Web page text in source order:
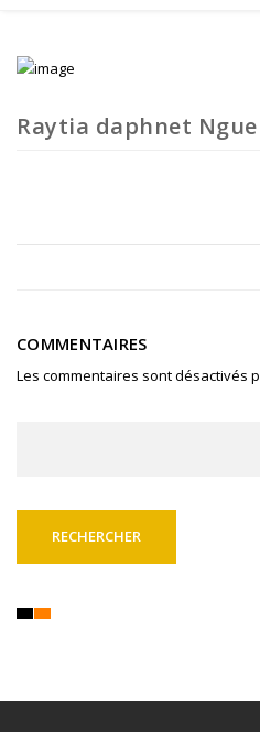
Raytia daphnet
COMMENTAIRES
Les commentaires sont désactivés